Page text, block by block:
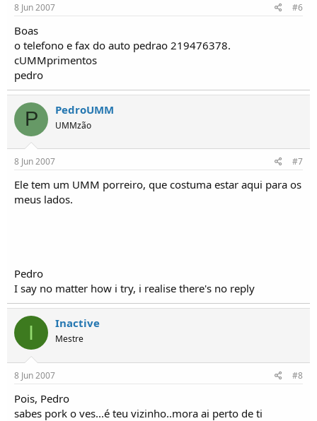
8 Jun 2007 #6
Boas
o telefono e fax do auto pedrao 219476378.
cUMMprimentos
pedro
P PedroUMM
UMMzão
8 Jun 2007 #7
Ele tem um UMM porreiro, que costuma estar aqui para os
meus lados.
Pedro
I say no matter how i try, i realise there's no reply
I Inactive
Mestre
8 Jun 2007 #8
Pois, Pedro
sabes pork o ves...é teu vizinho..mora ai perto de ti